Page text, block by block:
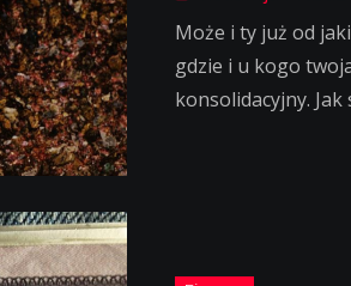
Może i ty już od
gdzie i u kogo
konsolidacyjny.